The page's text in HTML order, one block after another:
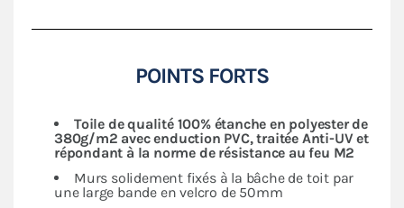
POINTS FORTS
Toile de qualité 100% étanche en polyester de
380g/m2 avec enduction PVC, traitée Anti-UV et
répondant à la norme de résistance au feu M2
Murs solidement fixés à la bâche de toit par
une large bande en velcro de 50mm